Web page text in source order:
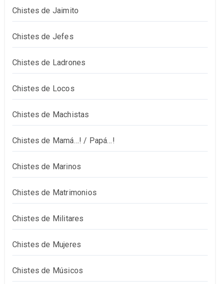
Chistes de Jaimito
Chistes de Jefes
Chistes de Ladrones
Chistes de Locos
Chistes de Machistas
Chistes de Mamá…! / Papá…!
Chistes de Marinos
Chistes de Matrimonios
Chistes de Militares
Chistes de Mujeres
Chistes de Músicos